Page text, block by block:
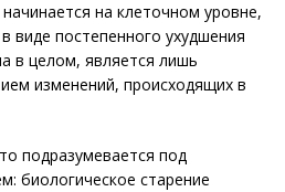
на клеточном уровне,
постепенного ухудшения
в целом, является лишь
изменений, происходящих в
подразумевается под
биологическое старение